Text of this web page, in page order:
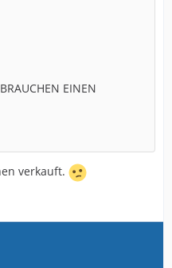
EINEN
verkauft.